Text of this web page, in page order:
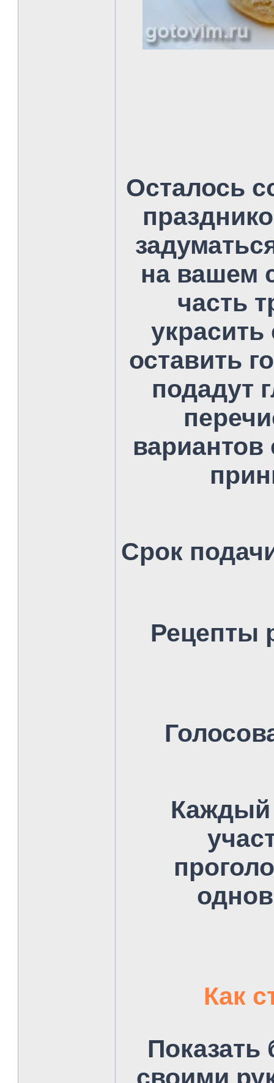
Осталось
на вашем
часть
оставить
подадут
вариантов
Срок
Рецепты
Каждый
Как
Показать